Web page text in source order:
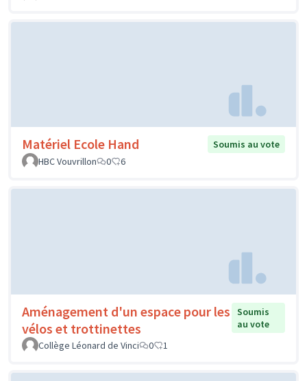
Matériel Ecole Hand
Soumis au vote
HBC Vouvrillon
0 6
Aménagement d'un espace pour les
vélos et trottinettes
Soumis
au vote
Collège Léonard de Vinci
0 1